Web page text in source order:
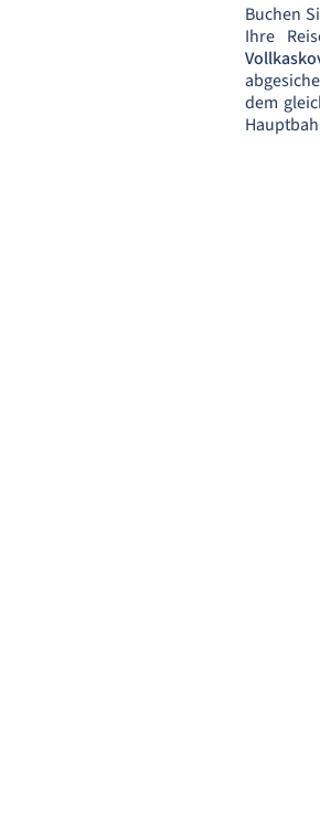
Buchen
Ihre
dem